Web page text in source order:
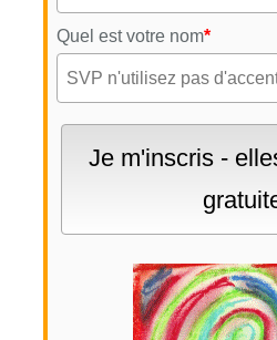
Quel est votre nom*